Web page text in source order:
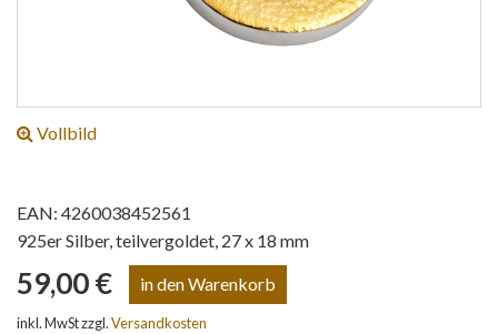
Vollbild
EAN: 4260038452561
925er Silber, teilvergoldet, 27 x 18 mm
59,00 €
inkl. MwSt zzgl.Versandkosten